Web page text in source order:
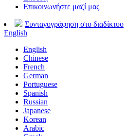
Επικοινωνήστε μαζί μας
Συνταγογράφηση στο διαδίκτυο
English
English
Chinese
French
German
Portuguese
Spanish
Russian
Japanese
Korean
Arabic